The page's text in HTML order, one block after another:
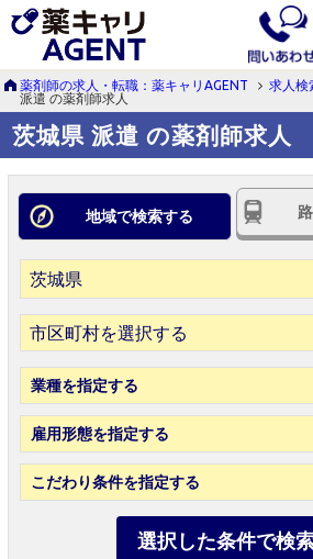
薬剤師の求人・転職：薬キャリAGENT 求人検
派遣 の薬剤師求人
茨城県 派遣 の薬剤師求人
地域で検索する
市区町村を選択する
業種を指定する
雇用形態を指定する
こだわり条件を指定する
選択した条件で検